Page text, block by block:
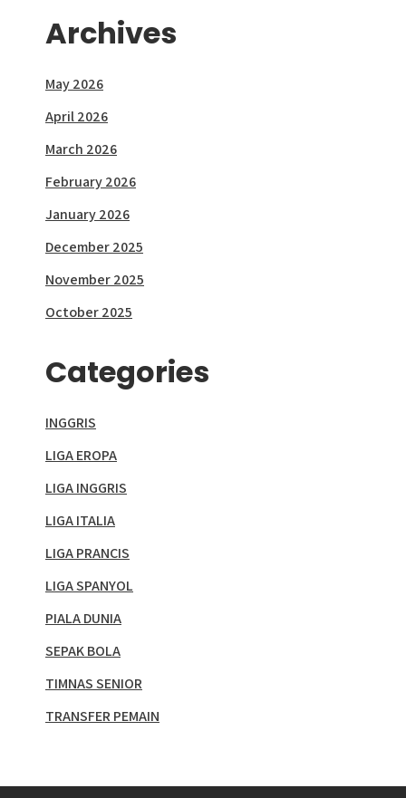
Archives
May 2026
April 2026
March 2026
February 2026
January 2026
December 2025
November 2025
October 2025
Categories
INGGRIS
LIGA EROPA
LIGA INGGRIS
LIGA ITALIA
LIGA PRANCIS
LIGA SPANYOL
PIALA DUNIA
SEPAK BOLA
TIMNAS SENIOR
TRANSFER PEMAIN